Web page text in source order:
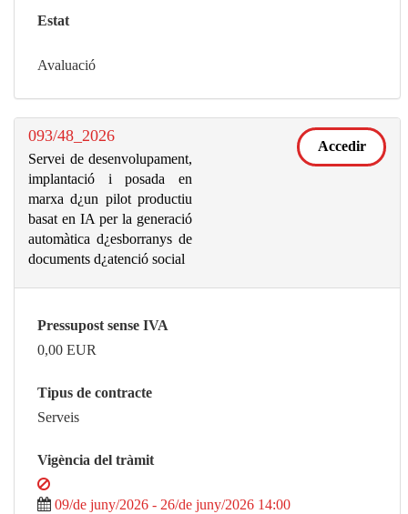
Estat
Avaluació
093/48_2026
Servei de desenvolupament,
implantació i posada en
marxa d¿un pilot productiu
basat en IA per la generació
automàtica d¿esborranys de
documents d¿atenció social
Accedir
Pressupost sense IVA
0,00 EUR
Tipus de contracte
Serveis
Vigència del tràmit
09/de juny/2026 - 26/de juny/2026 14:00